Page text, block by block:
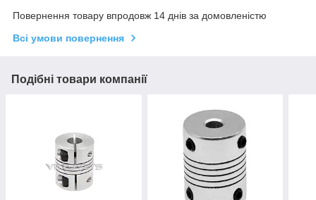
Повернення товару впродовж 14 днів за домовленістю
Всі умови повернення
Подібні товари компанії